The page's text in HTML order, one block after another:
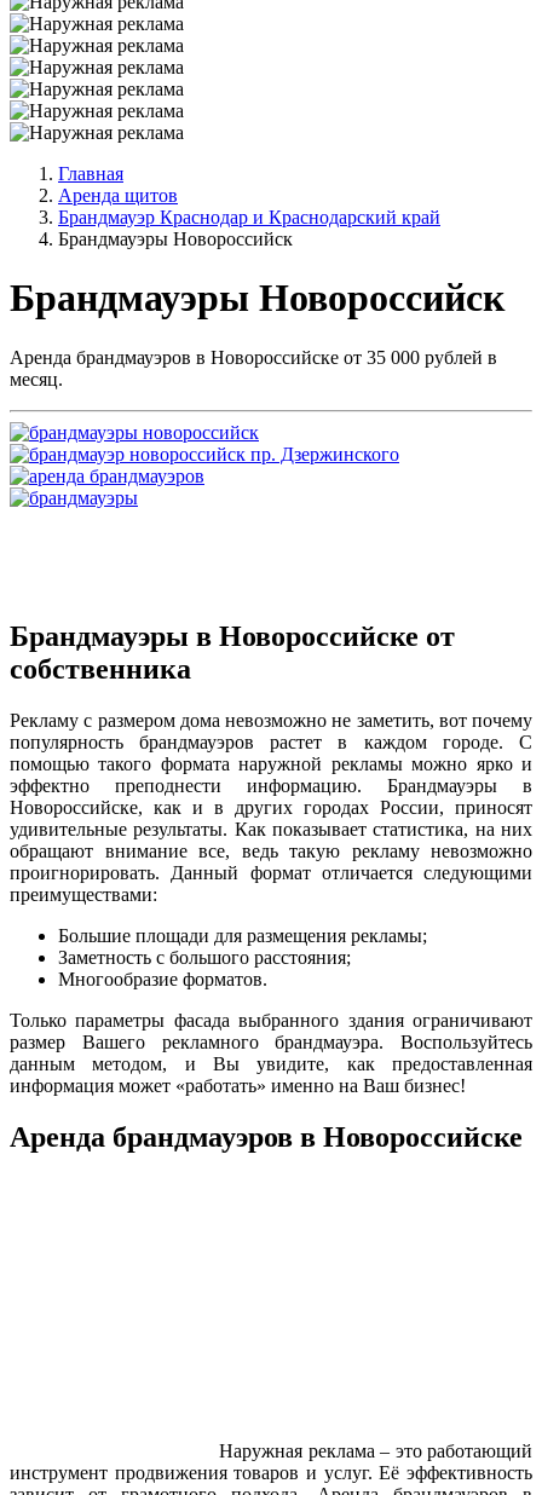
Главная
Аренда щитов
Брандмауэр Краснодар и Краснодарский край
Брандмауэры Новороссийск
Брандмауэры Новороссийск
Аренда брандмауэров в Новороссийске от 35 000 рублей в
месяц.
Брандмауэры в Новороссийске от
собственника
Рекламу с размером дома невозможно не заметить, вот почему
популярность брандмауэров растет в каждом городе. С
помощью такого формата наружной рекламы можно ярко и
эффектно преподнести информацию. Брандмауэры в
Новороссийске, как и в других городах России, приносят
удивительные результаты. Как показывает статистика, на них
обращают внимание все, ведь такую рекламу невозможно
проигнорировать. Данный формат отличается следующими
преимуществами:
Большие площади для размещения рекламы;
Заметность с большого расстояния;
Многообразие форматов.
Только параметры фасада выбранного здания ограничивают
размер Вашего рекламного брандмауэра. Воспользуйтесь
данным методом, и Вы увидите, как предоставленная
информация может «работать» именно на Ваш бизнес!
Аренда брандмауэров в Новороссийске
Наружная реклама – это работающий
инструмент продвижения товаров и услуг. Её эффективность